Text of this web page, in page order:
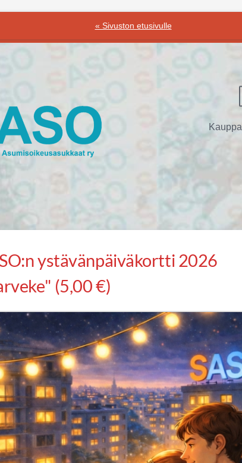
« Sivuston etusivulle
Asumisoikeusasukkaat ry
Kauppa
ystävänpäiväkortti 2026
(5,00 €)